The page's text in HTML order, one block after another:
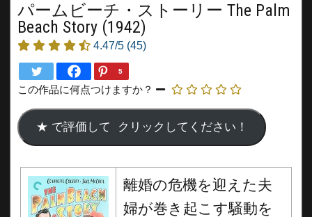
パームビーチ・ストーリー The Palm
Beach Story (1942)
4.47/5 (45)
5
この作品に何点つけますか？
離婚の危機を迎えた夫
婦が巻き起こす騒動を